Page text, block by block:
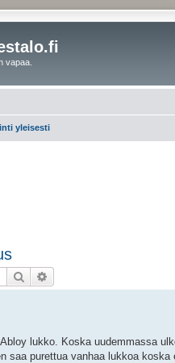
vapaa.
yleisesti
Etsi
lukko. Koska uudemmassa
saa purettua vanhaa lukkoa